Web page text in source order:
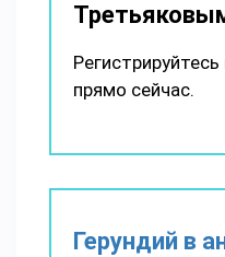
Регистрируйтесь
прямо сейчас.
Герундий в